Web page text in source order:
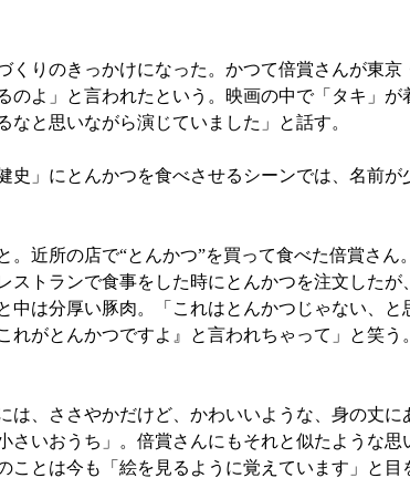
りのきっかけになった。かつて倍賞さんが東
のよ」と言われたという。映画の中で「タキ」
と思いながら演じていました」と話す。
」にとんかつを食べさせるシーンでは、名前
近所の店で“とんかつ”を買って食べた倍賞さ
ストランで食事をした時にとんかつを注文した
中は分厚い豚肉。「これはとんかつじゃない、
れがとんかつですよ』と言われちゃって」と笑
、ささやかだけど、かわいいような、身の丈
さいおうち」。倍賞さんにもそれと似たような
ことは今も「絵を見るように覚えています」と